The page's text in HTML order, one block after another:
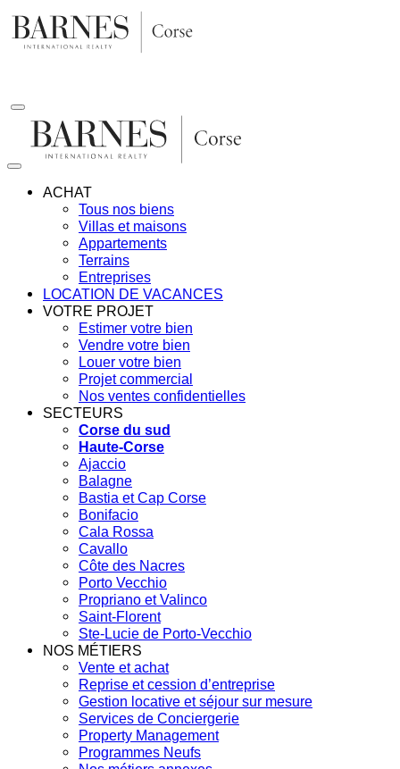
Aller
au
contenu
ACHAT
Tous nos biens
Villas et maisons
Appartements
Terrains
Entreprises
LOCATION DE VACANCES
VOTRE PROJET
Estimer votre bien
Vendre votre bien
Louer votre bien
Projet commercial
Nos ventes confidentielles
SECTEURS
Corse du sud
Haute-Corse
Ajaccio
Balagne
Bastia et Cap Corse
Bonifacio
Cala Rossa
Cavallo
Côte des Nacres
Porto Vecchio
Propriano et Valinco
Saint-Florent
Ste-Lucie de Porto-Vecchio
NOS MÉTIERS
Vente et achat
Reprise et cession d’entreprise
Gestion locative et séjour sur mesure
Services de Conciergerie
Property Management
Programmes Neufs